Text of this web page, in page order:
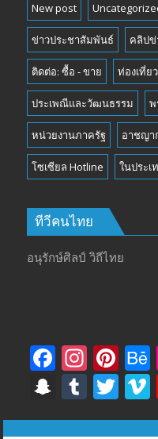
New post
ข่าวประชาสัมพันธ์ คลิปข่
ติดต่อ: ซื้อ - ขาย ท่องเที่ยว
ประเพณีและวัฒนธรรม
หน่วยงานภาครัฐ อาชญา
โซเซียล Hotline ในประเ
ทีวีคนไทย
อนุรักษ์ศิลป์ วิถีไทย
F
ac
e
In
st
a
Pi
nt
er
S
n
T
u
T
w